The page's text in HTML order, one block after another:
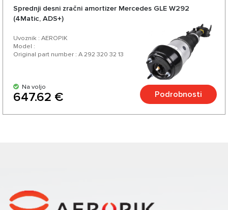
Sprednji desni zračni amortizer Mercedes GLE W292
(4Matic, ADS+)
Uvoznik : AEROPIK
Model :
Original part number : A 292 320 32 13
Na voljo
647.62 € Podrobnosti